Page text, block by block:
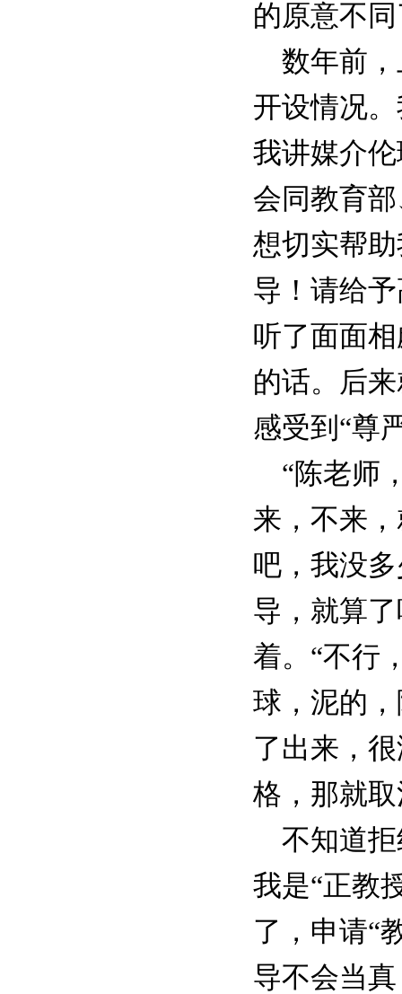
的原意不
数年前，
开设情况
我讲媒介
会同教育
想切实帮
导！请给
听了面面
的话。后
感受到“尊
“陈老师
来，不来
吧，我没
导，就算
着。“不行
球，泥的
了出来，
格，那就
不知道拒
我是“正教
了，申请“
导不会当